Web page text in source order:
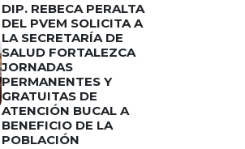
DIP. REBECA PERALTA
DEL PVEM SOLICITA A
LA SECRETARÍA DE
SALUD FORTALEZCA
JORNADAS
PERMANENTES Y
GRATUITAS DE
ATENCIÓN BUCAL A
BENEFICIO DE LA
POBLACIÓN